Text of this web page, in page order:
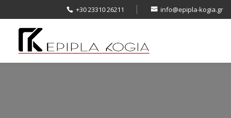
+30 23310 26211 info@epipla-kogia.gr